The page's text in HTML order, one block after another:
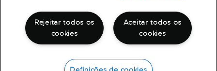
Aceitar todos os
cookies
Rejeitar todos os
cookies